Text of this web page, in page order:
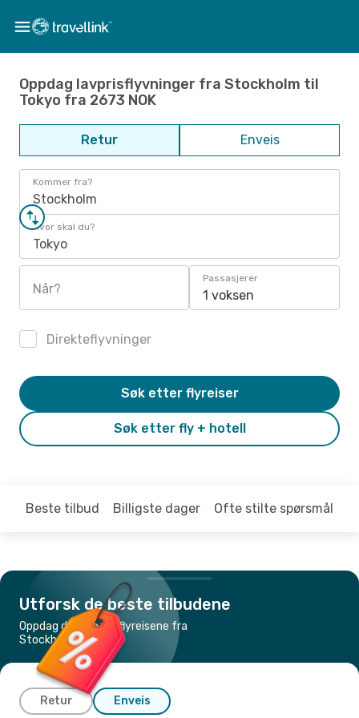
Oppdag lavprisflyvninger fra Stockholm til
Tokyo fra 2673 NOK
Retur Enveis
Kommer fra?
Stockholm
Hvor skal du?
Tokyo
Når?
Passasjerer
1 voksen
Direkteflyvninger
Søk etter fly + hotell
Søk etter flyreiser
Beste tilbud Billigste dager Ofte stilte spørsmål
Utforsk de beste tilbudene
Oppdag de billigste flyreisene fra
Stockholm til Tokyo
Retur Enveis